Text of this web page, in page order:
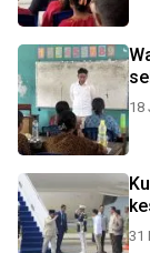
18
31